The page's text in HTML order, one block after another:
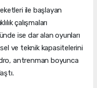
ile başlayan
çalışmaları
ise dar alan oyunları
ve teknik kapasitelerini
antrenman boyunca